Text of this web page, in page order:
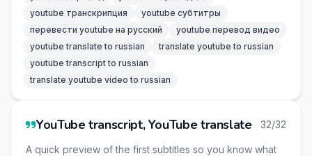
youtube транскрипция
youtube субтитры
перевести youtube на русский
youtube перевод видео
youtube translate to russian
translate youtube to russian
youtube transcript to russian
translate youtube video to russian
YouTube transcript, YouTube translate 32/32
A quick preview of the first subtitles so you know what